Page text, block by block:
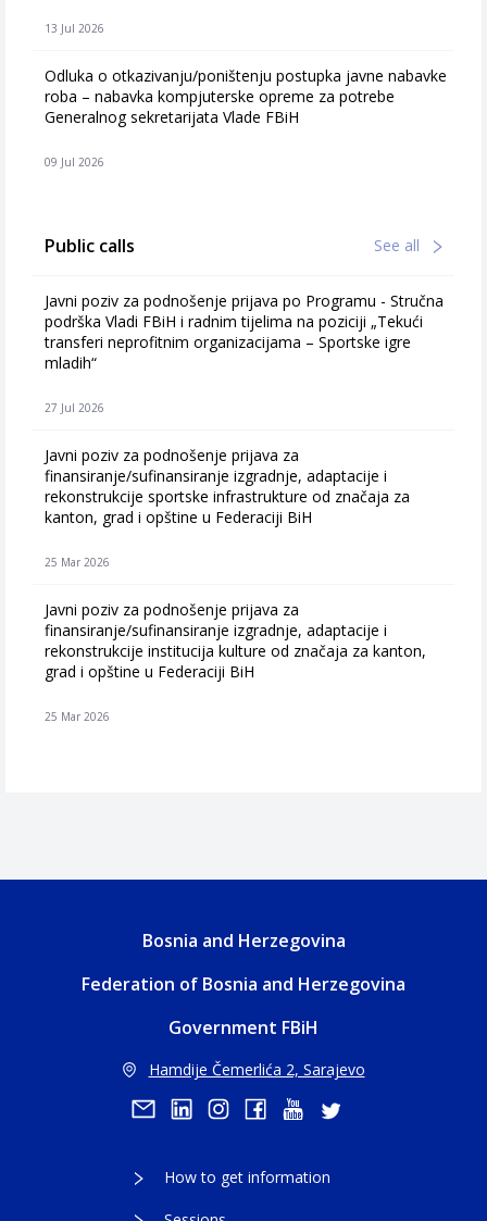
13 Jul 2026
Odluka o otkazivanju/poništenju postupka javne nabavke
roba – nabavka kompjuterske opreme za potrebe
Generalnog sekretarijata Vlade FBiH
09 Jul 2026
Public calls See all
Javni poziv za podnošenje prijava po Programu - Stručna
podrška Vladi FBiH i radnim tijelima na poziciji „Tekući
transferi neprofitnim organizacijama – Sportske igre
mladih“
27 Jul 2026
Javni poziv za podnošenje prijava za
finansiranje/sufinansiranje izgradnje, adaptacije i
rekonstrukcije sportske infrastrukture od značaja za
kanton, grad i opštine u Federaciji BiH
25 Mar 2026
Javni poziv za podnošenje prijava za
finansiranje/sufinansiranje izgradnje, adaptacije i
rekonstrukcije institucija kulture od značaja za kanton,
grad i opštine u Federaciji BiH
25 Mar 2026
Bosnia and Herzegovina
Federation of Bosnia and Herzegovina
Government FBiH
Hamdije Čemerlića 2, Sarajevo
How to get information